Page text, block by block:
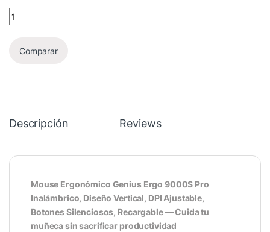
🖱️ Mouse Ergonómico Genius Ergo 9000S Pro Inalámbrico |
Comparar
Descripción Reviews
Mouse Ergonómico Genius Ergo 9000S Pro
Inalámbrico, Diseño Vertical, DPI Ajustable,
Botones Silenciosos, Recargable — Cuida tu
muñeca sin sacrificar productividad